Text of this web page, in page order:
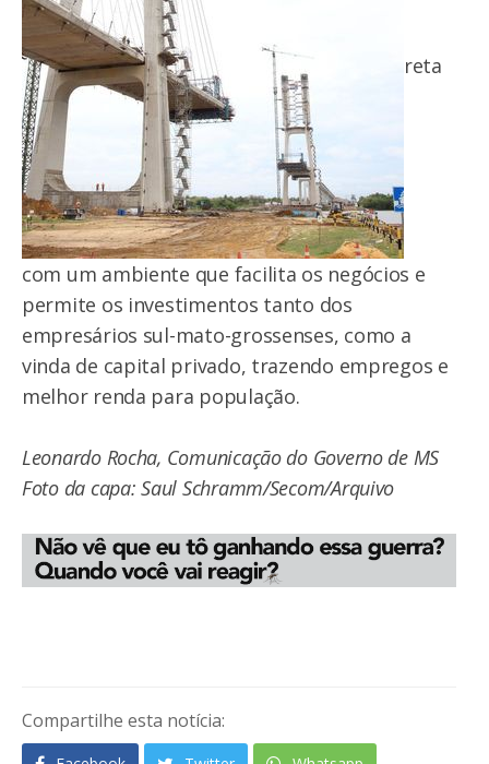
reta
com um ambiente que facilita os negócios e
permite os investimentos tanto dos
empresários sul-mato-grossenses, como a
vinda de capital privado, trazendo empregos e
melhor renda para população.
Leonardo Rocha, Comunicação do Governo de MS
Foto da capa: Saul Schramm/Secom/Arquivo
Compartilhe esta notícia: